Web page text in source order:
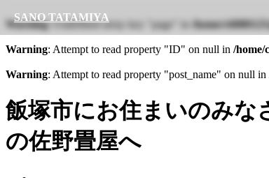
Warning: Undefined array key "page" in /home/
Warning: Attempt to read property "ID" on null in /home/
Warning: Attempt to read property "post_name" on null in
飯塚市にお住まいのみな
の佐野畳屋へ
SANO TATAMIYA